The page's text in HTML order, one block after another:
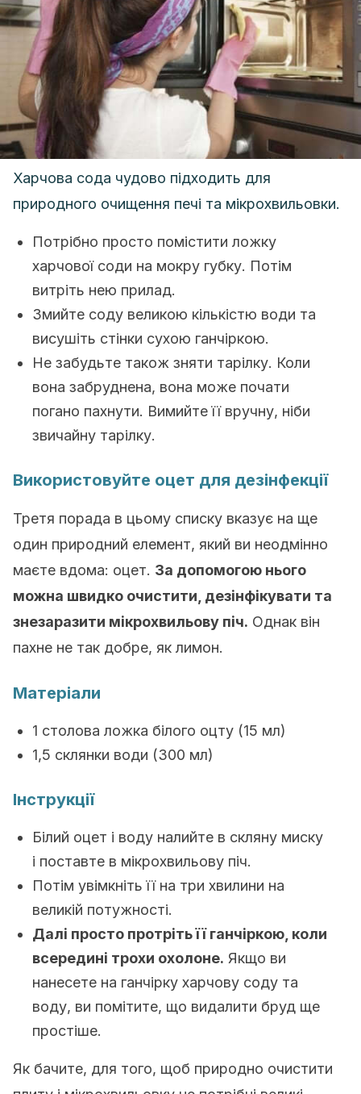
Харчова сода чудово підходить для
природного очищення печі та мікрохвильовки.
Потрібно просто помістити ложку
харчової соди на мокру губку. Потім
витріть нею прилад.
Змийте соду великою кількістю води та
висушіть стінки сухою ганчіркою.
Не забудьте також зняти тарілку. Коли
вона забруднена, вона може почати
погано пахнути. Вимийте її вручну, ніби
звичайну тарілку.
Використовуйте оцет для дезінфекції
Третя порада в цьому списку вказує на ще
один природний елемент, який ви неодмінно
маєте вдома: оцет. За допомогою нього
можна швидко очистити, дезінфікувати та
знезаразити мікрохвильову піч. Однак він
пахне не так добре, як лимон.
Матеріали
1 столова ложка білого оцту (15 мл)
1,5 склянки води (300 мл)
Інструкції
Білий оцет і воду налийте в скляну миску
і поставте в мікрохвильову піч.
Потім увімкніть її на три хвилини на
великій потужності.
Далі просто протріть її ганчіркою, коли
всередині трохи охолоне. Якщо ви
нанесете на ганчірку харчову соду та
воду, ви помітите, що видалити бруд ще
простіше.
Як бачите, для того, щоб природно очистити